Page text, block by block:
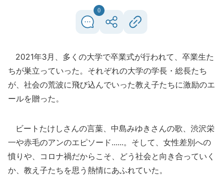
0
2021年3月、多くの大学で卒業式が行われて、卒業生た
ちが巣立っていった。それぞれの大学の学長・総長たち
が、社会の荒波に飛び込んでいった教え子たちに激励のエ
ールを贈った。
ビートたけしさんの言葉、中島みゆきさんの歌、渋沢栄
一や赤毛のアンのエピソード......。そして、女性差別への
憤りや、コロナ禍だからこそ、どう社会と向き合っていく
か、教え子たちを思う熱情にあふれていた。